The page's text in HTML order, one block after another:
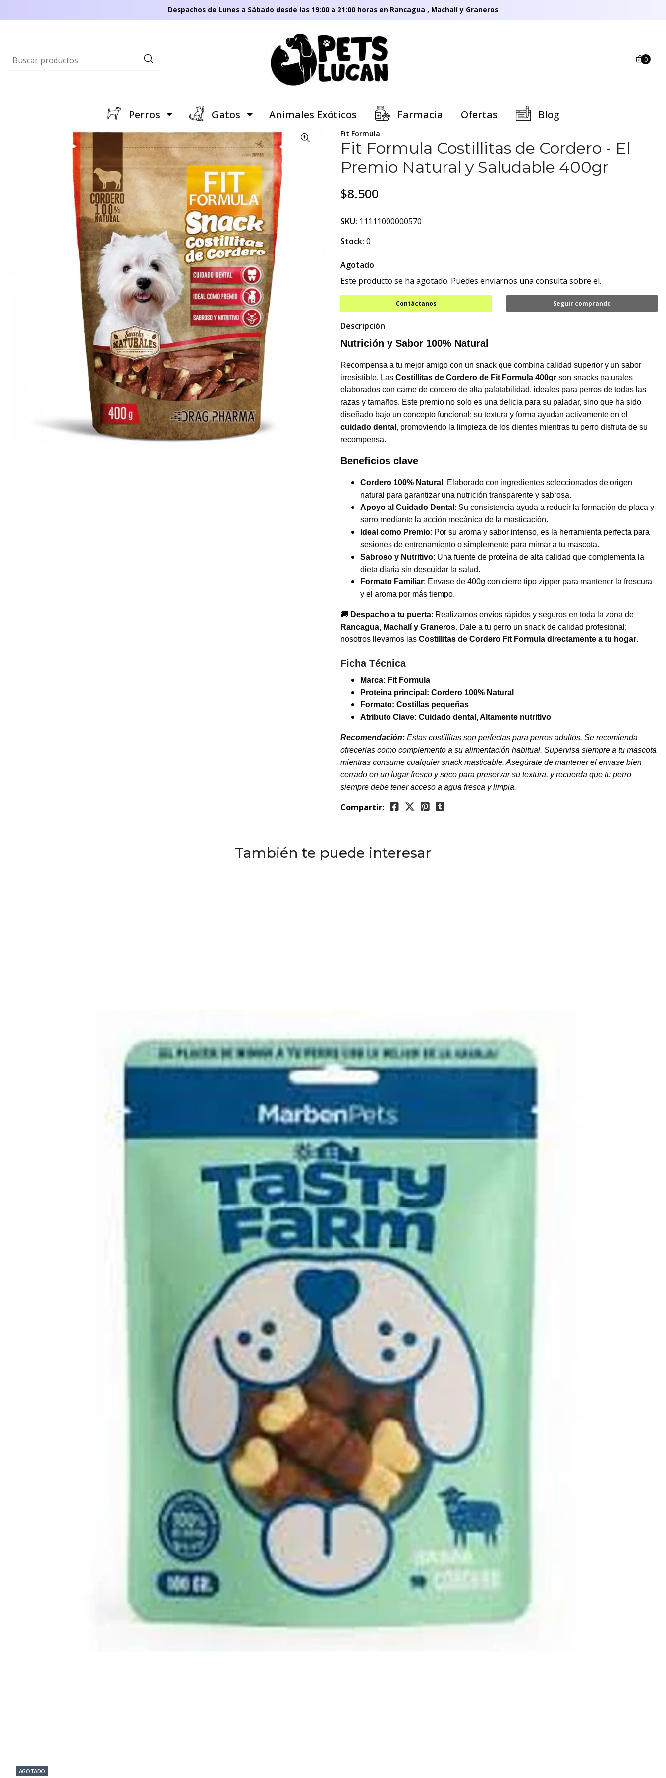
Despachos de Lunes a Sábado desde las 19:00 a 21:00 horas en Rancagua , Machalí y Graneros
0
Perros Gatos Animales Exóticos Farmacia Ofertas Blog
Fit Formula
Fit Formula Costillitas de Cordero - El
Premio Natural y Saludable 400gr
$8.500
SKU: 11111000000570
Stock: 0
Agotado
Este producto se ha agotado. Puedes enviarnos una consulta sobre el.
Contáctanos Seguir comprando
Descripción
Nutrición y Sabor 100% Natural
Recompensa a tu mejor amigo con un snack que combina calidad superior y un sabor
irresistible. Las Costillitas de Cordero de Fit Formula 400gr son snacks naturales
elaborados con carne de cordero de alta palatabilidad, ideales para perros de todas las
razas y tamaños. Este premio no solo es una delicia para su paladar, sino que ha sido
diseñado bajo un concepto funcional: su textura y forma ayudan activamente en el
cuidado dental , promoviendo la limpieza de los dientes mientras tu perro disfruta de su
recompensa.
Beneficios clave
Cordero 100% Natural : Elaborado con ingredientes seleccionados de origen
natural para garantizar una nutrición transparente y sabrosa.
Apoyo al Cuidado Dental : Su consistencia ayuda a reducir la formación de placa y
sarro mediante la acción mecánica de la masticación.
Ideal como Premio: Por su aroma y sabor intenso, es la herramienta perfecta para
sesiones de entrenamiento o simplemente para mimar a tu mascota.
Sabroso y Nutritivo: Una fuente de proteína de alta calidad que complementa la
dieta diaria sin descuidar la salud.
Formato Familiar: Envase de 400g con cierre tipo zipper para mantener la frescura
y el aroma por más tiempo.
🚚 Despacho a tu puerta: Realizamos envíos rápidos y seguros en toda la zona de
Rancagua, Machalí y Graneros. Dale a tu perro un snack de calidad profesional;
nosotros llevamos las Costillitas de Cordero Fit Formula directamente a tu hogar.
Ficha Técnica
Marca: Fit Formula
Proteina principal: Cordero 100% Natural
Formato: Costillas pequeñas
Atributo Clave: Cuidado dental, Altamente nutritivo
Recomendación: Estas costillitas son perfectas para perros adultos. Se recomienda
ofrecerlas como complemento a su alimentación habitual. Supervisa siempre a tu mascota
mientras consume cualquier snack masticable. Asegúrate de mantener el envase bien
cerrado en un lugar fresco y seco para preservar su textura, y recuerda que tu perro
siempre debe tener acceso a agua fresca y limpia.
Compartir:
También te puede interesar
AGOTADO